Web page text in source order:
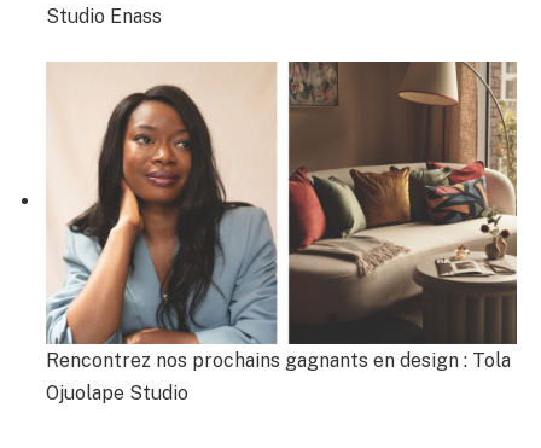
Studio Enass
Rencontrez nos prochains gagnants en design : Tola
Ojuolape Studio